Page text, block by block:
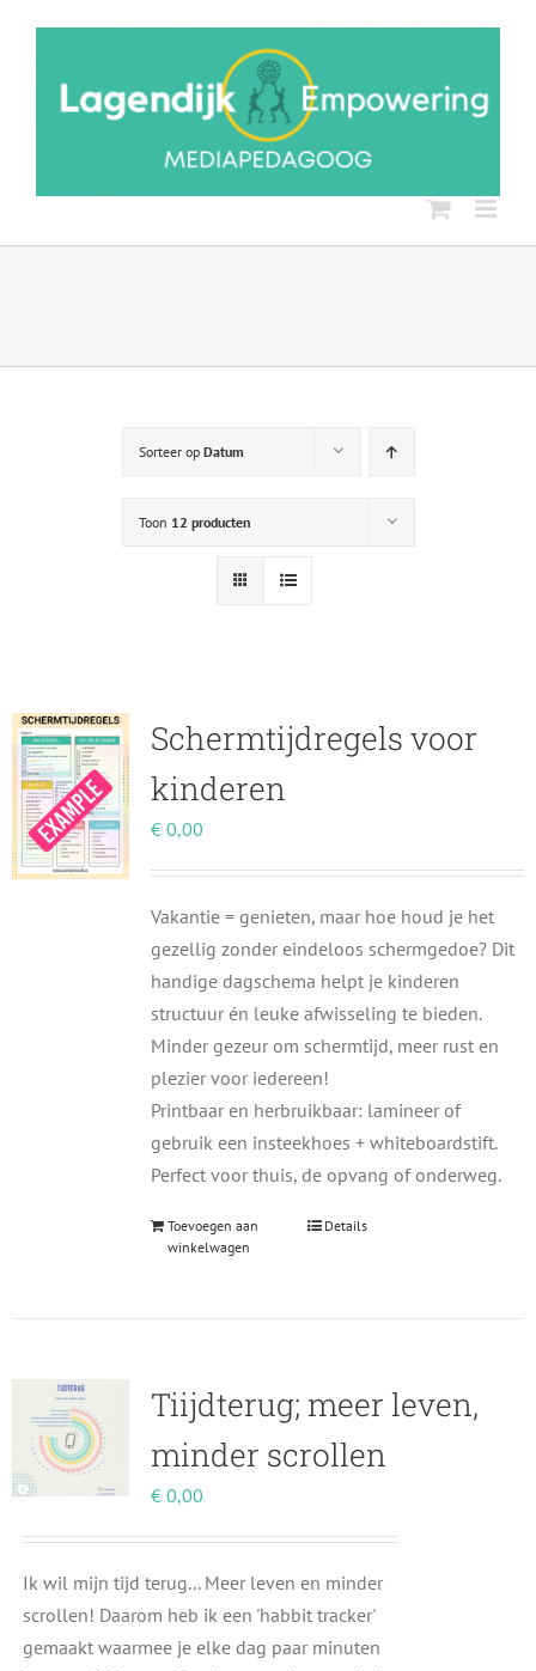
Sorteer op Datum
Toon 12 producten
Schermtijdregels voor
kinderen
€0,00
Vakantie = genieten, maar hoe houd je het
gezellig zonder eindeloos schermgedoe? Dit
handige dagschema helpt je kinderen
structuur én leuke afwisseling te bieden.
Minder gezeur om schermtijd, meer rust en
plezier voor iedereen!
Printbaar en herbruikbaar: lamineer of
gebruik een insteekhoes + whiteboardstift.
Perfect voor thuis, de opvang of onderweg.
Toevoegen aan
winkelwagen
Details
Tiijdterug; meer leven,
minder scrollen
€0,00
Ik wil mijn tijd terug... Meer leven en minder
scrollen! Daarom heb ik een 'habbit tracker'
gemaakt waarmee je elke dag paar minuten